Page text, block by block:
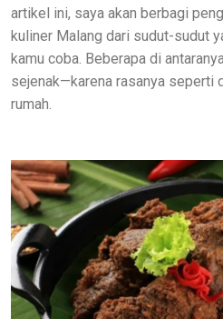
artikel ini, saya akan berbagi
kuliner Malang dari sudut-sudut
kamu coba. Beberapa di
sejenak—karena rasanya seperti
rumah.